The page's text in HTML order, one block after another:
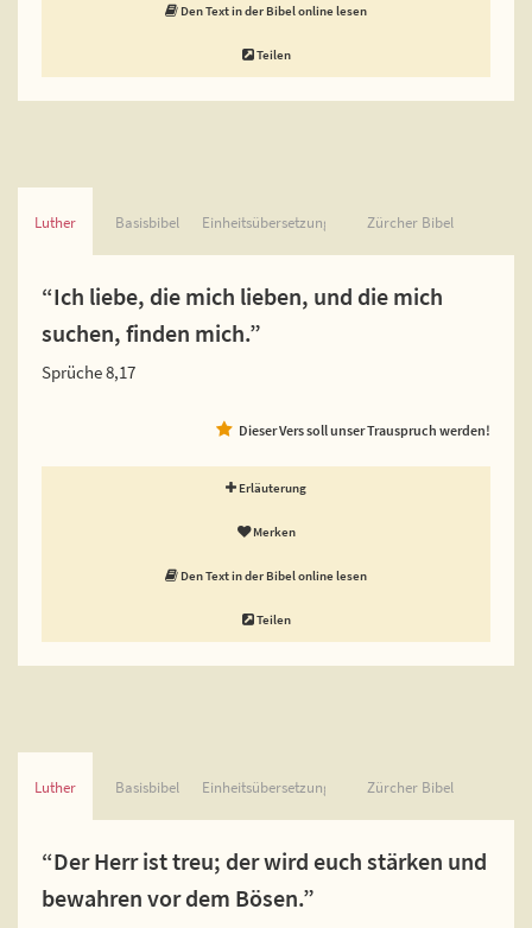
Den Text in der Bibel online lesen
Teilen
Luther Basisbibel Einheitsübersetzung Zürcher Bibel
“Ich liebe, die mich lieben, und die mich
suchen, finden mich.”
Sprüche 8,17
Dieser Vers soll unser Trauspruch werden!
Erläuterung
Merken
Den Text in der Bibel online lesen
Teilen
Luther Basisbibel Einheitsübersetzung Zürcher Bibel
“Der Herr ist treu; der wird euch stärken und
bewahren vor dem Bösen.”